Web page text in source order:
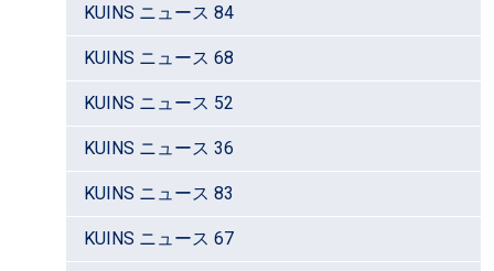
KUINS ニュース 84
KUINS ニュース 68
KUINS ニュース 52
KUINS ニュース 36
KUINS ニュース 83
KUINS ニュース 67